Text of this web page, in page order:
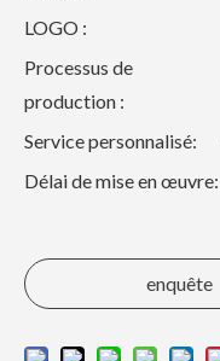
LOGO :
Processus de
production :
Service personnalisé:
Délai de mise en œuvre:
enquête